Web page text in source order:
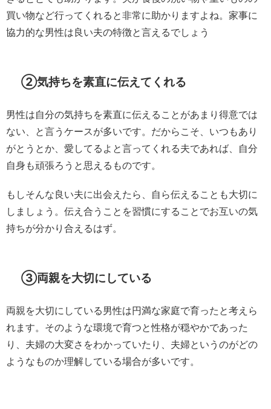
買い物など行ってくれると非常に助かりますよね。家事に
協力的な男性は良い夫の特徴と言えるでしょう
②気持ちを素直に伝えてくれる
男性は自分の気持ちを素直に伝えることがあまり得意では
ない、と言うケースが多いです。だからこそ、いつもあり
がとうとか、愛してるよと言ってくれる夫であれば、自分
自身も頑張ろうと思えるものです。
もしそんな良い夫に出会えたら、自ら伝えることも大切に
しましょう。伝え合うことを習慣にすることでお互いの気
持ちが分かり合えるはず。
③両親を大切にしている
両親を大切にしている男性は円満な家庭で育ったと考えら
れます。そのような環境で育つと性格が穏やかであった
り、夫婦の大変さをわかっていたり、夫婦というのがどの
ようなものか理解している場合が多いです。